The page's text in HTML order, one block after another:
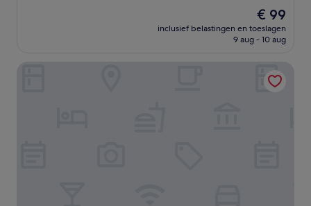
beoordelingen)
De
prijs
is
€ 99
inclusief belastingen en toeslagen
9 aug - 10 aug